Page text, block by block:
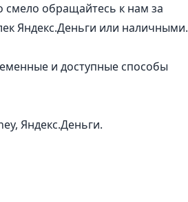
смело обращайтесь к нам за
Яндекс.Деньги или наличными.
и доступные способы
Яндекс.Деньги.